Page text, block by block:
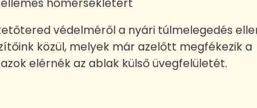
védelméről a nyári túlmelegedés
közül, melyek már azelőtt megfékezik a
elérnék az ablak külső üvegfelületét.